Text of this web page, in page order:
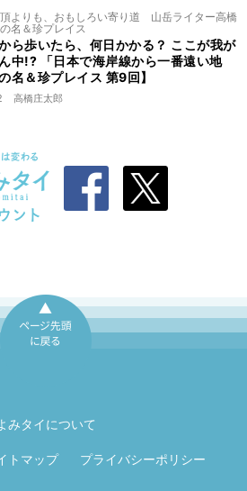
よりも、おもしろい寄り道 山岳ライター高橋
名＆珍プレイス
ら歩いたら、何日かかる？ ここが我が
中!? 「日本で海岸線から一番遠い地
名＆珍プレイス 第9回】
高橋庄太郎
みタイについて
トマップ プライバシーポリシー